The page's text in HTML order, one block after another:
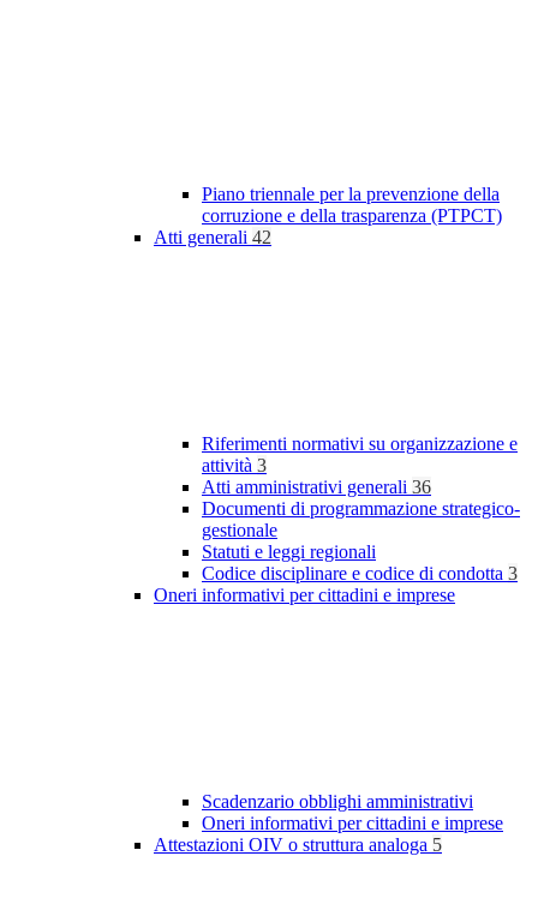
Piano triennale per la prevenzione della
corruzione e della trasparenza (PTPCT)
Atti generali 42
Riferimenti normativi su organizzazione e
attività 3
Atti amministrativi generali 36
Documenti di programmazione strategico-
gestionale
Statuti e leggi regionali
Codice disciplinare e codice di condotta 3
Oneri informativi per cittadini e imprese
Scadenzario obblighi amministrativi
Oneri informativi per cittadini e imprese
Attestazioni OIV o struttura analoga 5